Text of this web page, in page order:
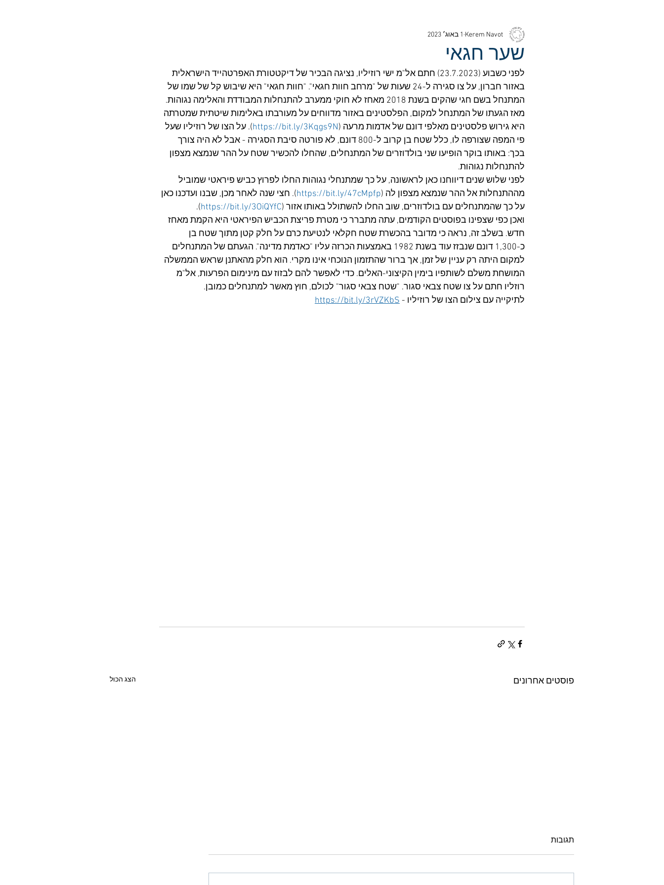
שער חגאי
Kerem Navot 1 באוג׳ 2023
לפני כשבוע (23.7.2023) חתם אל"מ ישי רוזיליו, נציגה הבכיר של דיקטטורת האפרטהייד הישראלית
באזור חברון, על צו סגירה ל-24 שעות של "מרחב חוות חגאי". "חוות חגאי" היא שיבוש קל של שמו של
המתנחל בשם חגי שהקים בשנת 2018 מאחז לא חוקי ממערב להתנחלות המבודדת והאלימה נגוהות.
מאז הגעתו של המתנחל למקום, הפלסטינים באזור מדווחים על מעורבתו באלימות שיטתית שמטרתה
היא גירוש פלסטינים מאלפי דונם של אדמות מרעה (https://bit.ly/3Kqgs9N). על הצו של רוזיליו שעל
פי המפה שצורפה לו, כלל שטח בן קרוב ל-800 דונם, לא פורטה סיבת הסגירה - אבל לא היה צורך
בכך: באותו בוקר הופיעו שני בולדוזרים של המתנחלים, שהחלו להכשיר שטח על ההר שנמצא מצפון
להתנחלות נגוהות.
לפני שלוש שנים דיווחנו כאן לראשונה, על כך שמתנחלי נגוהות החלו לפרוץ כביש פיראטי שמוביל
מההתנחלות אל ההר שנמצא מצפון לה (https://bit.ly/47cMpfp). חצי שנה לאחר מכן, שבנו ועדכנו כאן
על כך שהמתנחלים עם בולדוזרים, שוב החלו להשתולל באותו אזור (https://bit.ly/3OiQYfC
).
ואכן כפי שצפינו בפוסטים הקודמים, עתה מתברר כי מטרת פריצת הכביש הפיראטי היא הקמת מאחז
חדש. בשלב זה, נראה כי מדובר בהכשרת שטח חקלאי לנטיעת כרם על חלק קטן מתוך שטח בן
כ-1,300 דונם שנבזז עוד בשנת 1982 באמצעות הכרזה עליו "כאדמת מדינה". הגעתם של המתנחלים
למקום היתה רק עניין של זמן, אך ברור שהתזמון הנוכחי אינו מקרי. הוא חלק מהאתנן שראש הממשלה
המושחת משלם לשותפיו בימין הקיצוני-האלים. כדי לאפשר להם לבזוז עם מינימום הפרעות, אל"מ
רוזליו חתם על צו שטח צבאי סגור. "שטח צבאי סגור" לכולם, חוץ מאשר למתנחלים כמובן.
לתיקייה עם צילום הצו של רוזיליו - https://bit.ly/3rVZKbS
פוסטים אחרונים הצג הכול
תגובות